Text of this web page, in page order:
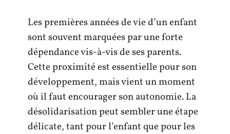
Les premières années de vie d’un enfant
sont souvent marquées par une forte
dépendance vis-à-vis de ses parents.
Cette proximité est essentielle pour son
développement, mais vient un moment
où il faut encourager son autonomie. La
désolidarisation peut sembler une étape
délicate, tant pour l’enfant que pour les